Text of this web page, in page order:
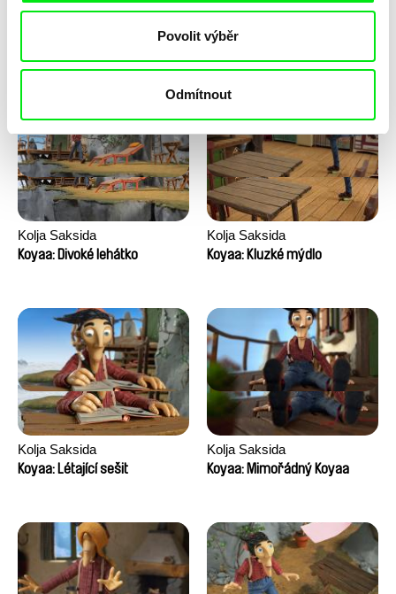
Povolit výběr
Odmítnout
Kočka a pták
Kolja Saksida
Koyaa: Divoké lehátko
Kolja Saksida
Koyaa: Kluzké mýdlo
Kolja Saksida
Koyaa: Létající sešit
Kolja Saksida
Koyaa: Mimořádný Koyaa